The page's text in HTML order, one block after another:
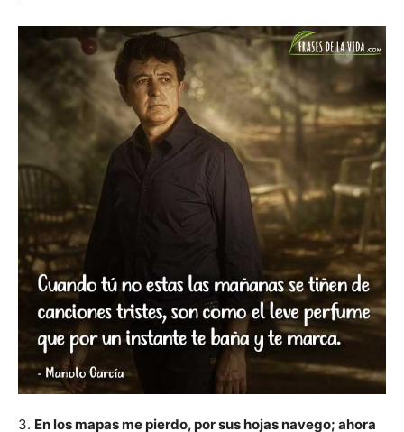
3. En los mapas me pierdo, por sus hojas navego; ahora